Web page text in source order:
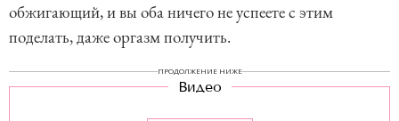
обжигающий, и вы оба ничего не успеете с этим
поделать, даже оргазм получить.
ПРОДОЛЖЕНИЕ НИЖЕ
Видео